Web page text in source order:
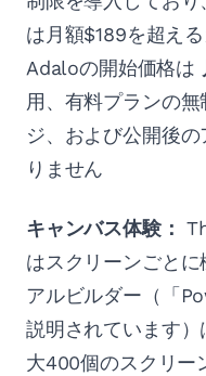
は月額$189を超え
Adaloの開始価格は
用、有料プランの
ジ、および公開後
りません
キャンバス体験：
はスクリーンごと
アルビルダー（「
説明されています
大400個のスクリー